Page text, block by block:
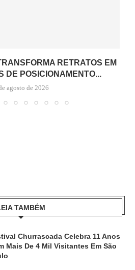
RETRATOS EM
DE POSICIONAMENTO...
agosto de 2026
TAMBÉM
Churrascada Celebra 11 Anos
Mais De 4 Mil Visitantes Em São